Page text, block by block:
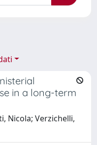
in a long-term
Nicola; Verzichelli,